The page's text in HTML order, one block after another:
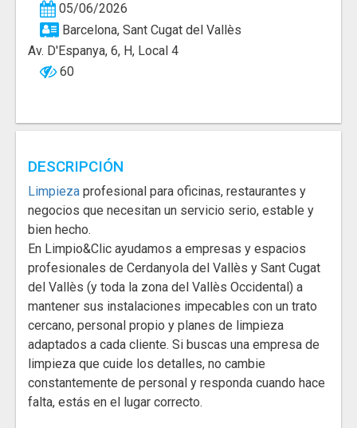
Buscar
05/06/2026
Barcelona, Sant Cugat del Vallès
Av. D'Espanya, 6, H, Local 4
60
DESCRIPCIÓN
Limpieza profesional para oficinas, restaurantes y
negocios que necesitan un servicio serio, estable y
bien hecho.
En Limpio&Clic ayudamos a empresas y espacios
profesionales de Cerdanyola del Vallès y Sant Cugat
del Vallès (y toda la zona del Vallès Occidental) a
mantener sus instalaciones impecables con un trato
cercano, personal propio y planes de limpieza
adaptados a cada cliente. Si buscas una empresa de
limpieza que cuide los detalles, no cambie
constantemente de personal y responda cuando hace
falta, estás en el lugar correcto.